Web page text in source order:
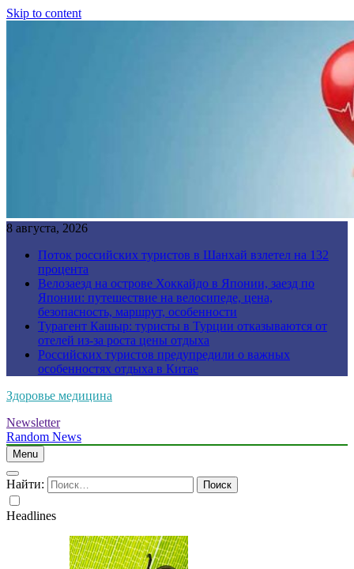
Skip to content
8 августа, 2026
Поток российских туристов в Шанхай взлетел на 132
процента
Велозаезд на острове Хоккайдо в Японии, заезд по
Японии: путешествие на велосипеде, цена,
безопасность, маршрут, особенности
Турагент Кашыр: туристы в Турции отказываются от
отелей из-за роста цены отдыха
Российских туристов предупредили о важных
особенностях отдыха в Китае
Здоровье медицина
Newsletter
Random News
Menu
Найти:
Headlines